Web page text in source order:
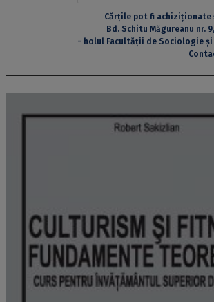
Cărțile pot fi achiziționate
Bd. Schitu Măgureanu nr.
- holul Facultății de Sociologie